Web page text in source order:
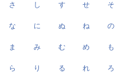
さ し す せ そ
な に ぬ ね の
ま み む め も
ら り る れ ろ